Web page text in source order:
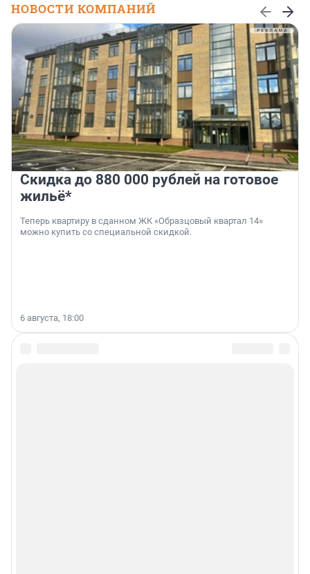
НОВОСТИ КОМПАНИЙ
Скидка до 880 000 рублей на готовое
жильё*
Теперь квартиру в сданном ЖК «Образцовый квартал 14»
можно купить со специальной скидкой.
6 августа, 18:00